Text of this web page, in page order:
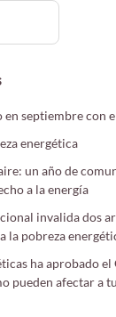
en septiembre con
energética
un año de
a la energía
invalida dos
la pobreza
ha aprobado
pueden afectar a